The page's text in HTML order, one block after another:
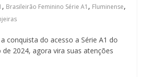
, Brasileirão Feminino Série A1 , Fluminense,
conquista do acesso a Série A1 do
2024, agora vira suas atenções